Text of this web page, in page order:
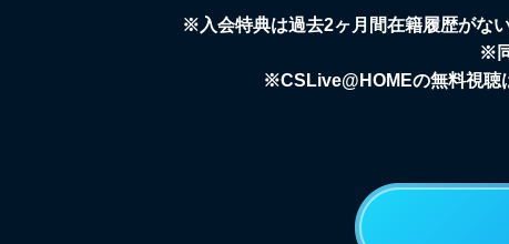
※入会特典は過去2ヶ月間在籍履歴がな
※
※CSLive@HOMEの無料視聴